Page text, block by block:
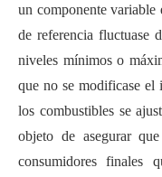
un componente variable
de referencia fluctuase
niveles mínimos o
que no se modificase el
los combustibles se
objeto de asegurar
consumidores finales